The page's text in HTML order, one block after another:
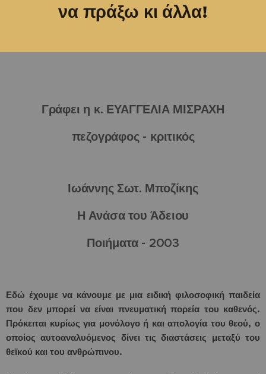
να πράξω κι άλλα!
Γράφει η κ. ΕΥΑΓΓΕΛΙΑ ΜΙΣΡΑΧΗ
πεζογράφος - κριτικός
Ιωάννης Σωτ. Μποζίκης
Η Ανάσα του Άδειου
Ποιήματα - 2003
Εδώ έχουμε να κάνουμε με μια ειδική φιλοσοφική παιδεία
που δεν μπορεί να είναι πνευματική πορεία του καθενός.
Πρόκειται κυρίως για μονόλογο ή και απολογία του θεού, ο
οποίος αυτοαναλυόμενος δίνει τις διαστάσεις μεταξύ του
θεϊκού και του ανθρώπινου.